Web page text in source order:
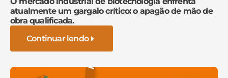
atualmente um gargalo crítico: o apagão de mão de
obra qualificada.
Continuar lendo